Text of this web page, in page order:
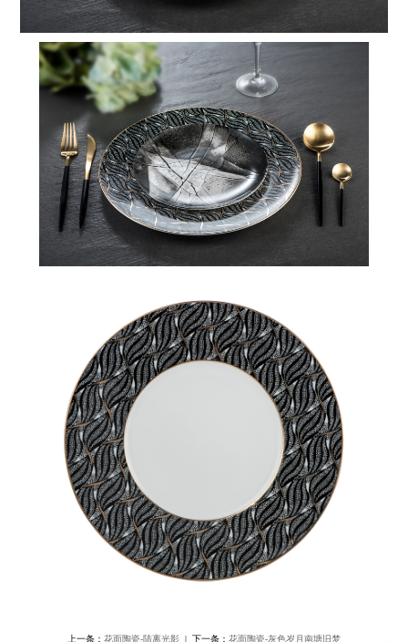
上一条： 花面陶瓷-陆离光影 | 下一条： 花面陶瓷-灰色岁月南塘旧梦